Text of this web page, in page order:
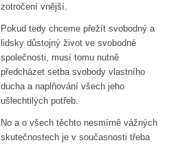
zotročení vnější.
Pokud tedy chceme přežít svobodný a
lidsky důstojný život ve svobodné
společnosti, musí tomu nutně
předcházet setba svobody vlastního
ducha a naplňování všech jeho
ušlechtilých potřeb.
No a o všech těchto nesmírně vážných
skutečnostech je v současnosti třeba